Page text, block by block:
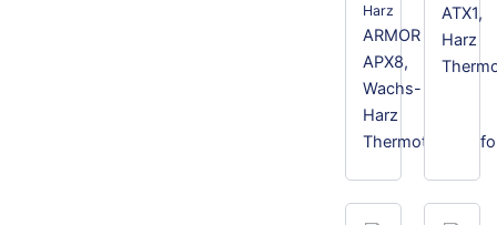
Harz
ARMOR
APX8,
Wachs-
Harz
ATX1,
Harz